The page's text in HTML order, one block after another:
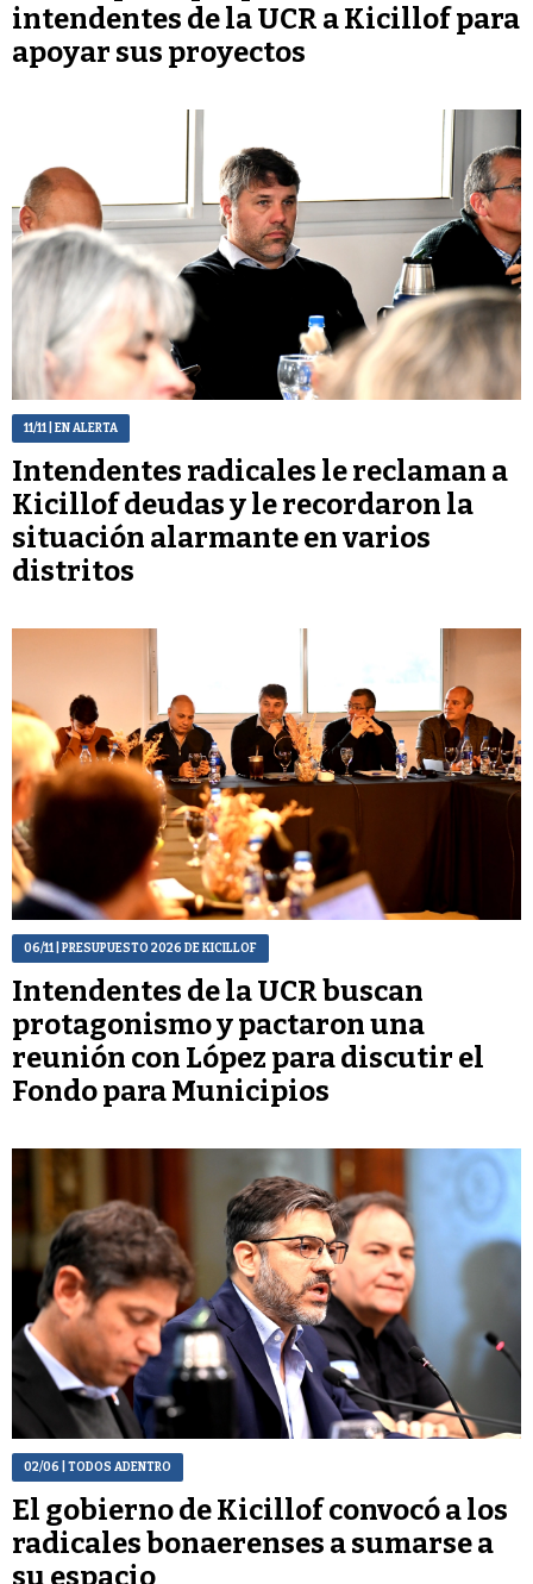
intendentes de la UCR a Kicillof para
apoyar sus proyectos
11/11| EN ALERTA
Intendentes radicales le reclaman a
Kicillof deudas y le recordaron la
situación alarmante en varios
distritos
06/11| PRESUPUESTO 2026 DE KICILLOF
Intendentes de la UCR buscan
protagonismo y pactaron una
reunión con López para discutir el
Fondo para Municipios
02/06 | TODOS ADENTRO
El gobierno de Kicillof convocó a los
radicales bonaerenses a sumarse a
su espacio